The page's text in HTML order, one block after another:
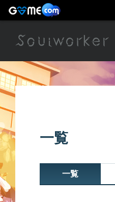
一覧
一覧